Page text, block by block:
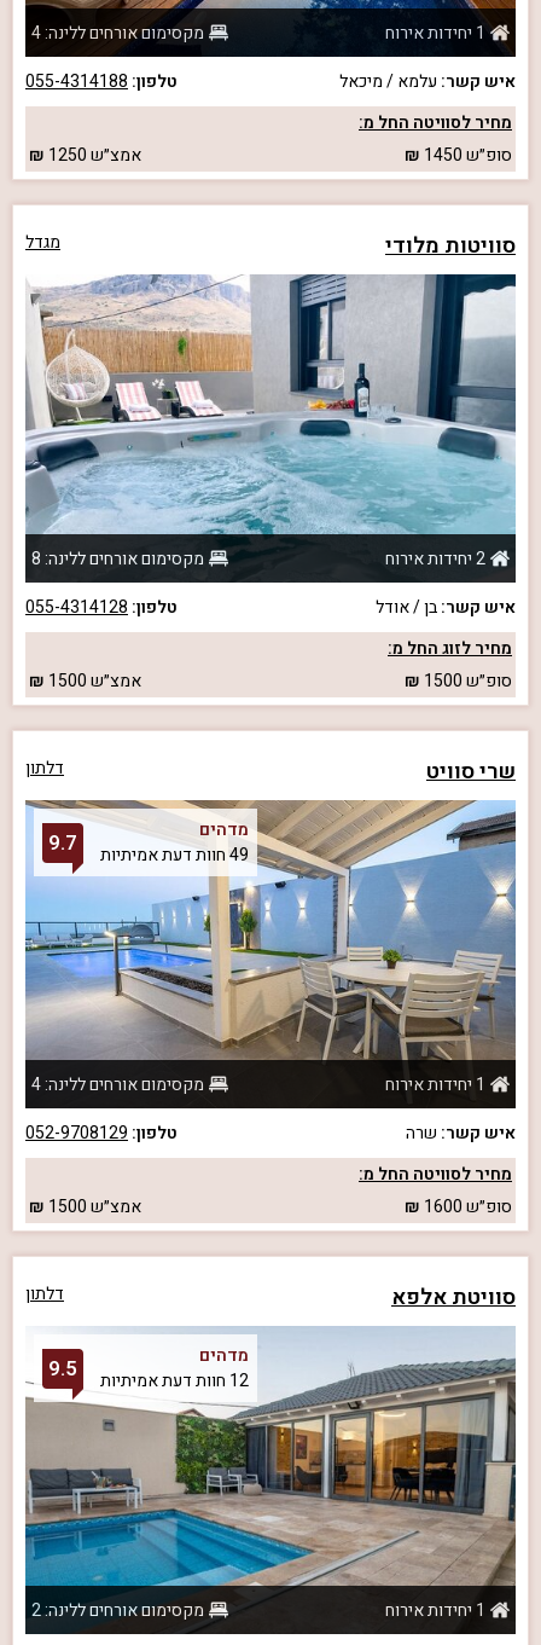
1 יחידות אירוח
מקסימום אורחים ללינה: 4
איש קשר: עלמא / מיכאל טלפון: 055-4314188
מחיר לסוויטה החל מ:
סופ״ש1450 אמצ״ש1250
סוויטות מלודי מגדל
2 יחידות אירוח
מקסימום אורחים ללינה: 8
איש קשר:בן / אודל טלפון: 055-4314128
מחיר לזוג החל מ:
סופ״ש1500 אמצ״ש1500
שרי סוויט דלתון
מדהים
49 חוות דעת אמיתיות
9.7
1 יחידות אירוח
מקסימום אורחים ללינה: 4
איש קשר: שרה טלפון: 052-9708129
מחיר לסוויטה החל מ:
סופ״ש1600 אמצ״ש1500
סוויטת אלפא דלתון
מדהים
12 חוות דעת אמיתיות
9.5
1 יחידות אירוח
מקסימום אורחים ללינה: 2